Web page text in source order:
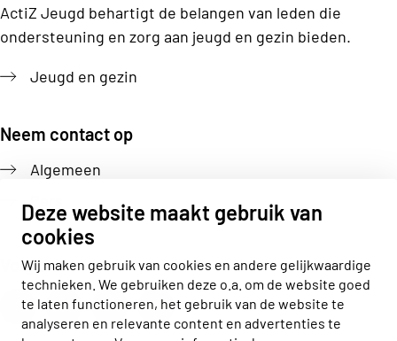
Deze website maakt gebruik van
cookies
Wij maken gebruik van cookies en andere gelijkwaardige
technieken. We gebruiken deze o.a. om de website goed
te laten functioneren, het gebruik van de website te
analyseren en relevante content en advertenties te
ActiZ Jeugd behartigt de belangen van leden die
ondersteuning en zorg aan jeugd en gezin bieden.
Jeugd en gezin
Neem contact op
Algemeen
Pers
Volg ons
Actiz linkedin
Actiz instagram
Actiz youtube
Actiz facebook